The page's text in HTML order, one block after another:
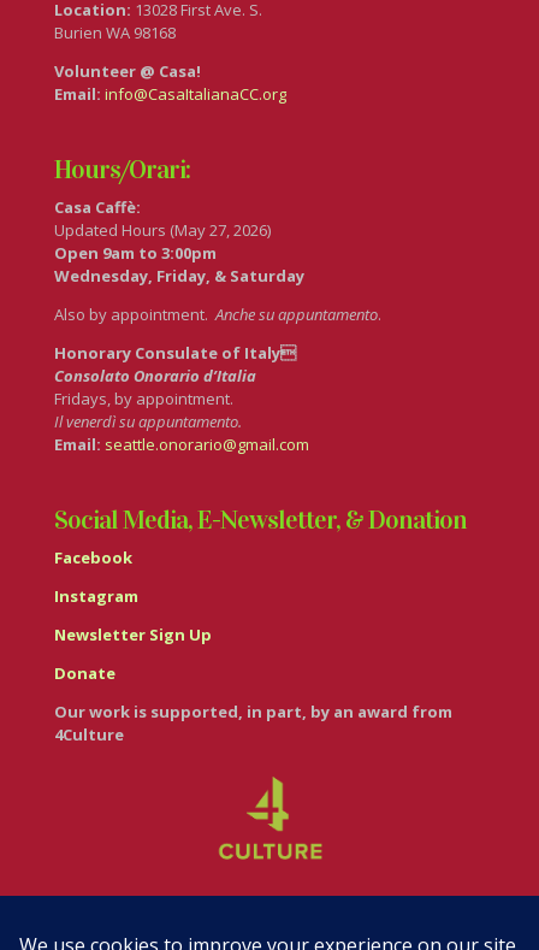
Location: 13028 First Ave. S.
Burien WA 98168
Volunteer @ Casa!
Email: info@CasaItalianaCC.org
Hours/Orari:
Casa Caffè:
Updated Hours (May 27, 2026)
Open 9am to 3:00pm
Wednesday, Friday, & Saturday
Also by appointment.Anche su appuntamento.
Honorary Consulate of Italy
Consolato Onorario d’Italia
Fridays, by appointment.
Il venerdì su appuntamento.
Email: seattle.onorario@gmail.com
Social Media, E-Newsletter, & Donation
Facebook
Instagram
Newsletter Sign Up
Donate
Our work is supported, in part, by an award from
4Culture